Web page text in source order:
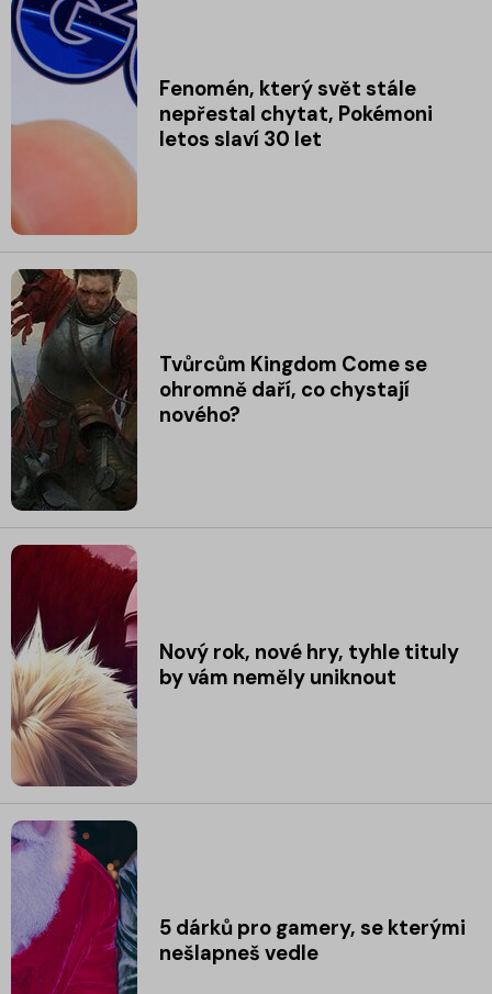
Fenomén, který svět stále
nepřestal chytat, Pokémoni
letos slaví 30 let
Tvůrcům Kingdom Come se
ohromně daří, co chystají
nového?
Nový rok, nové hry, tyhle tituly
by vám neměly uniknout
5 dárků pro gamery, se kterými
nešlapneš vedle